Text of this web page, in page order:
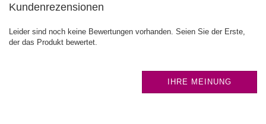
Kundenrezensionen
Leider sind noch keine Bewertungen vorhanden. Seien Sie der Erste,
der das Produkt bewertet.
IHRE MEINUNG